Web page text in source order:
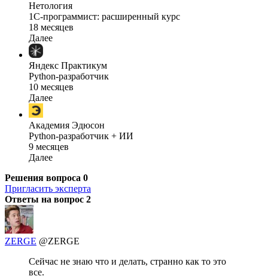
Нетология
1C-программист: расширенный курс
18 месяцев
Далее
Яндекс Практикум
Python-разработчик
10 месяцев
Далее
Академия Эдюсон
Python-разработчик + ИИ
9 месяцев
Далее
Решения вопроса 0
Пригласить эксперта
Ответы на вопрос 2
ZERGE @ZERGE
Сейчас не знаю что и делать, странно как то это
все.